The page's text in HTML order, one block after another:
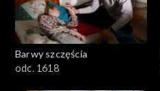
Barwy szczęścia
odc. 1618